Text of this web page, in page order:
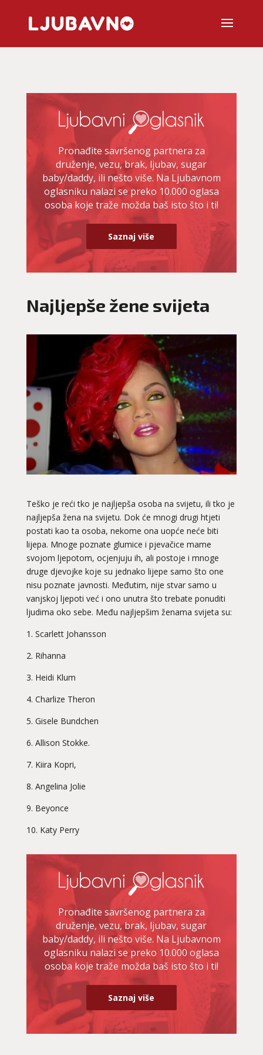
Pronađite savršenog partnera za
druženje, vezu, brak, ljubav, sugar
baby/daddy, ili nešto više. Na Ljubavnom
oglasniku nalazi se preko 10.000 oglasa
osoba koje traže možda baš isto što i ti!
Saznaj više
Najljepše žene svijeta
Teško je reći tko je najljepša osoba na svijetu, ili tko je
najljepša žena na svijetu. Dok će mnogi drugi htjeti
postati kao ta osoba, nekome ona uopće neće biti
lijepa. Mnoge poznate glumice i pjevačice mame
svojom ljepotom, ocjenjuju ih, ali postoje i mnoge
druge djevojke koje su jednako lijepe samo što one
nisu poznate javnosti. Međutim, nije stvar samo u
vanjskoj ljepoti već i ono unutra što trebate ponuditi
ljudima oko sebe. Među najljepšim ženama svijeta su:
1. Scarlett Johansson
2. Rihanna
3. Heidi Klum
4. Charlize Theron
5. Gisele Bundchen
6. Allison Stokke.
7. Kiira Kopri,
8. Angelina Jolie
9. Beyonce
10. Katy Perry
Pronađite savršenog partnera za
druženje, vezu, brak, ljubav, sugar
baby/daddy, ili nešto više. Na Ljubavnom
oglasniku nalazi se preko 10.000 oglasa
osoba koje traže možda baš isto što i ti!
Saznaj više